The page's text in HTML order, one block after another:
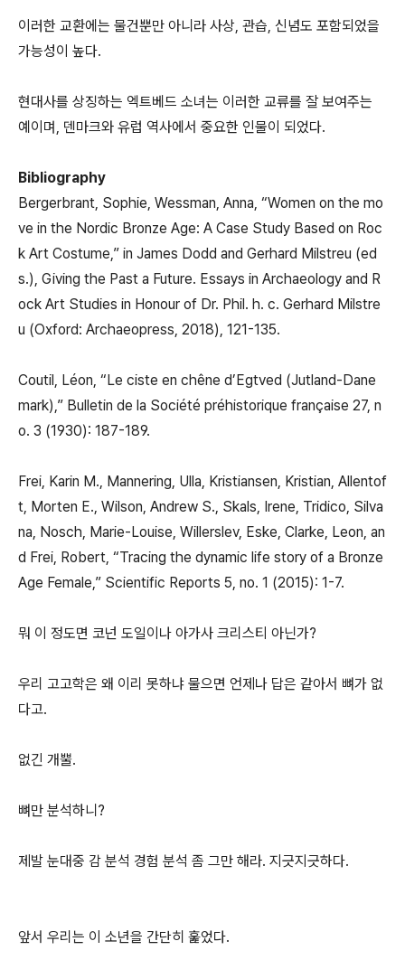
이러한 교환에는 물건뿐만 아니라 사상, 관습, 신념도 포함되었을
가능성이 높다.
현대사를 상징하는 엑트베드 소녀는 이러한 교류를 잘 보여주는
예이며, 덴마크와 유럽 역사에서 중요한 인물이 되었다.
Bibliography
Bergerbrant, Sophie, Wessman, Anna, “Women on the mo
ve in the Nordic Bronze Age: A Case Study Based on Roc
k Art Costume,” in James Dodd and Gerhard Milstreu (ed
s.), Giving the Past a Future. Essays in Archaeology and R
ock Art Studies in Honour of Dr. Phil. h. c. Gerhard Milstre
u (Oxford: Archaeopress, 2018), 121-135.
Coutil, Léon, “Le ciste en chêne d’Egtved (Jutland-Dane
mark),” Bulletin de la Société préhistorique française 27, n
o. 3 (1930): 187-189.
Frei, Karin M., Mannering, Ulla, Kristiansen, Kristian, Allentof
t, Morten E., Wilson, Andrew S., Skals, Irene, Tridico, Silva
na, Nosch, Marie-Louise, Willerslev, Eske, Clarke, Leon, an
d Frei, Robert, “Tracing the dynamic life story of a Bronze
Age Female,” Scientific Reports 5, no. 1 (2015): 1-7.
뭐 이 정도면 코넌 도일이나 아가사 크리스티 아닌가?
우리 고고학은 왜 이리 못하냐 물으면 언제나 답은 같아서 뼈가 없
다고.
없긴 개뿔.
뼈만 분석하니?
제발 눈대중 감 분석 경험 분석 좀 그만 해라. 지긋지긋하다.
앞서 우리는 이 소년을 간단히 훑었다.